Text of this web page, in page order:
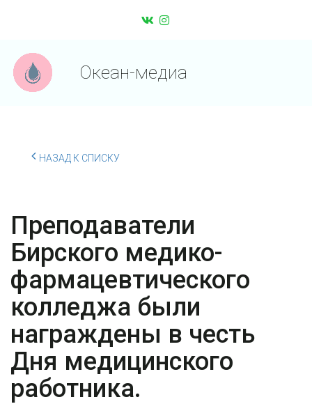
Океан-медиа
НАЗАД К СПИСКУ
Преподаватели
Бирского медико-
фармацевтического
колледжа были
награждены в честь
Дня медицинского
работника.